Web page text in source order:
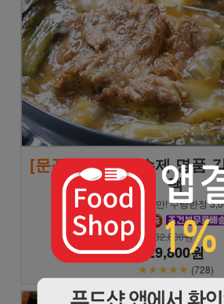
[문꼼꼼]모녀진 수제 명품
팩
★8/9 일요일까지만! 수량한정
32,800원
29,800원
★★★★★ (728)